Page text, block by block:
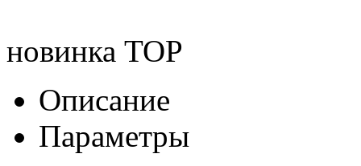
новинка TOP
Описание
Параметры